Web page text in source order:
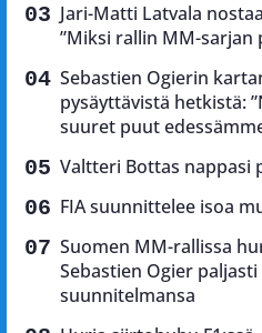
Jari-Matti Latvala
”Miksi rallin MM-sarjan
Sebastien Ogierin
pysäyttävistä hetkistä:
suuret puut
Valtteri Bottas nappasi
FIA suunnittelee isoa
Suomen MM-rallissa
Sebastien Ogier
suunnitelmansa